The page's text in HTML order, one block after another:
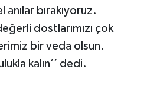
bırakıyoruz.
dostlarımızı çok
bir veda olsun.
kalın’’ dedi.